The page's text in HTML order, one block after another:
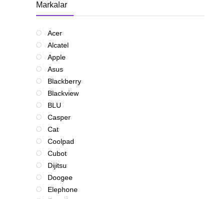
Markalar
Acer
Alcatel
Apple
Asus
Blackberry
Blackview
BLU
Casper
Cat
Coolpad
Cubot
Dijitsu
Doogee
Elephone